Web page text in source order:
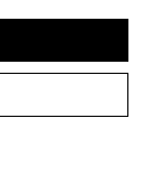
кишки,